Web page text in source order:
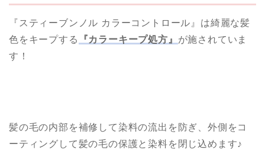
『スティーブンノル カラーコントロール』は綺麗な髪
色をキープする
『カラーキープ処方』 が施されていま
す！
髪の毛の内部を補修して染料の流出を防ぎ、外側をコ
ーティングして髪の毛の保護と染料を閉じ込めます♪